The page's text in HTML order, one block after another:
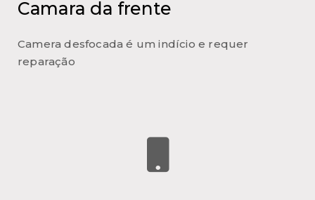
Camara da frente
Camera desfocada é um indício e requer
reparação